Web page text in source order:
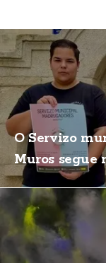
O Servizo
Muros segue